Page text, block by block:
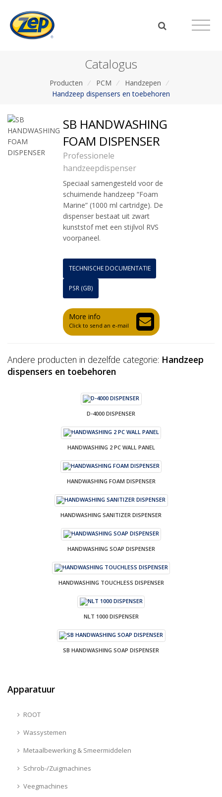
Catalogus
Producten / PCM / Handzepen /
Handzeep dispensers en toebehoren
SB HANDWASHING
FOAM DISPENSER
Professionele
handzeepdispenser
Speciaal samengesteld voor de
schuimende handzeep “Foam
Marine” (1000 ml cartridge). De
dispenser bestaat uit zwart
kunststof met een stijlvol RVS
voorpaneel.
TECHNISCHE DOCUMENTATIE
PSR (GB)
More info
Click to send an e-mail
Andere producten in dezelfde categorie: Handzeep
dispensers en toebehoren
D-4000 DISPENSER
HANDWASHING 2 PC WALL PANEL
HANDWASHING FOAM DISPENSER
HANDWASHING SANITIZER DISPENSER
HANDWASHING SOAP DISPENSER
HANDWASHING TOUCHLESS DISPENSER
NLT 1000 DISPENSER
SB HANDWASHING SOAP DISPENSER
Apparatuur
ROOT
Wassystemen
Metaalbewerking & Smeermiddelen
Schrob-/Zuigmachines
Veegmachines